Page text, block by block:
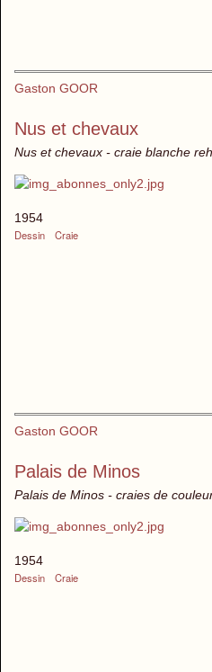
Gaston GOOR
Nus et chevaux
Nus et chevaux - craie blanche
1954
Dessin
Craie
Gaston GOOR
Palais de Minos
Palais de Minos - craies de
1954
Dessin
Craie